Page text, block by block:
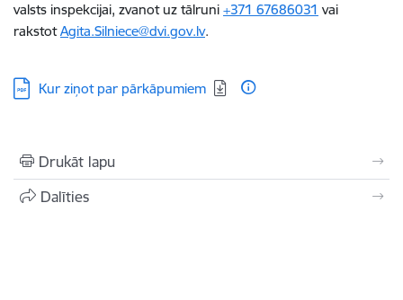
valsts inspekcijai, zvanot uz tālruni +371 67686031 vai
rakstotAgita.Silniece@dvi.gov.lv.
Lejupielādēt:
Kur ziņot par pārkāpumiem
Drukāt lapu
Dalīties